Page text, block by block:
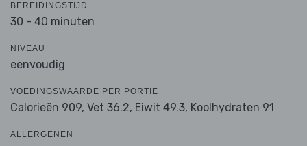
BEREIDINGSTIJD
30 - 40 minuten
NIVEAU
eenvoudig
VOEDINGSWAARDE PER PORTIE
Calorieën 909, Vet 36.2, Eiwit 49.3, Koolhydraten 91
ALLERGENEN